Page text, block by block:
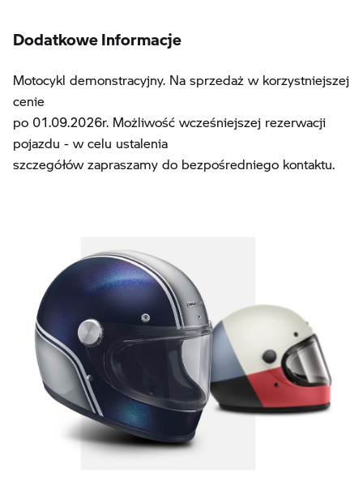
Dodatkowe Informacje
Motocykl demonstracyjny. Na sprzedaż w korzystniejszej
cenie
po 01.09.2026r. Możliwość wcześniejszej rezerwacji
pojazdu - w celu ustalenia
szczegółów zapraszamy do bezpośredniego kontaktu.